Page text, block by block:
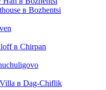
в Bozhentsi
в Chirpan
в Dag-Chiflik